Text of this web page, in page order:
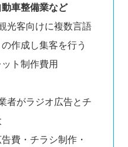
車整備業など
光客向けに複数言語
作成し集客を行う
ト制作費用
者がラジオ広告とチ
費・チラシ制作・